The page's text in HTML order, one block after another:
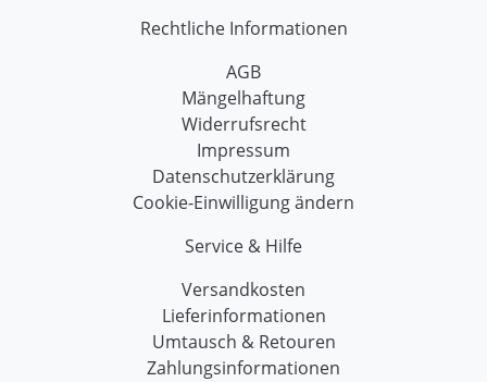
Rechtliche Informationen
AGB
Mängelhaftung
Widerrufsrecht
Impressum
Datenschutzerklärung
Cookie-Einwilligung ändern
Service & Hilfe
Versandkosten
Lieferinformationen
Umtausch & Retouren
Zahlungsinformationen